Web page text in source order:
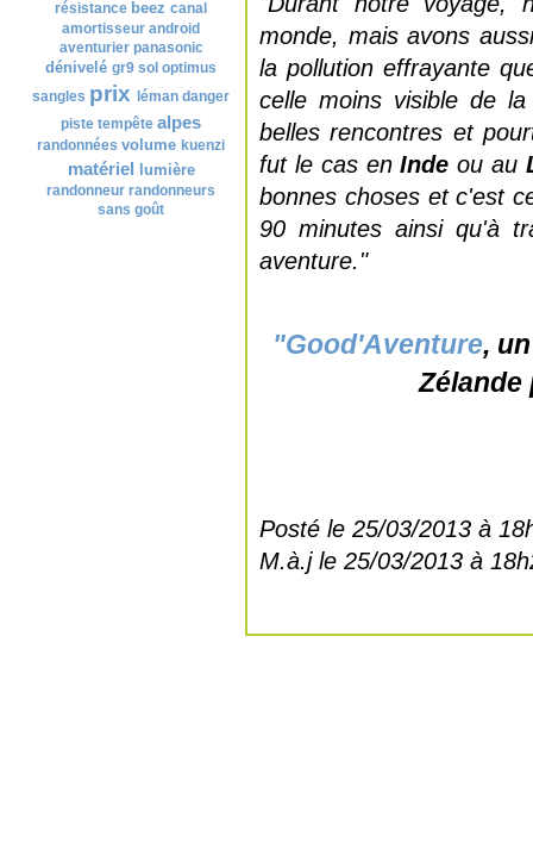
résistance beez canal
amortisseur android
aventurier panasonic
dénivelé gr9 sol optimus
sangles prix léman danger
piste tempête alpes
randonnées volume kuenzi
matériel lumière
randonneur randonneurs
sans goût
monde, mais avons
la pollution effrayante
celle moins visible de
belles rencontres et
fut le cas enInde ou au
bonnes choses et c'est
90 minutes ainsi qu'à
aventure."
"Good'Aventure,
Zélande
Posté le 25/03/2013 à
M.à.j le 25/03/2013 à